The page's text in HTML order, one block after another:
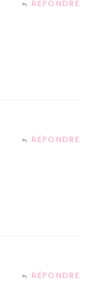
RÉPONDRE
RÉPONDRE
RÉPONDRE